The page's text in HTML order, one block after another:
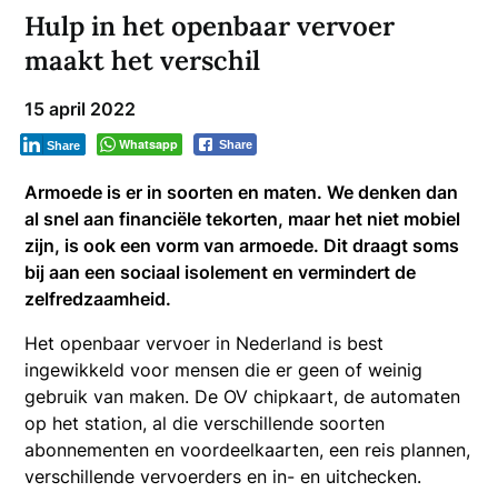
Hulp in het openbaar vervoer
maakt het verschil
15 april 2022
Whatsapp Share
Share
Armoede is er in soorten en maten. We denken dan
al snel aan financiële tekorten, maar het niet mobiel
zijn, is ook een vorm van armoede. Dit draagt soms
bij aan een sociaal isolement en vermindert de
zelfredzaamheid.
Het openbaar vervoer in Nederland is best
ingewikkeld voor mensen die er geen of weinig
gebruik van maken. De OV chipkaart, de automaten
op het station, al die verschillende soorten
abonnementen en voordeelkaarten, een reis plannen,
verschillende vervoerders en in- en uitchecken.